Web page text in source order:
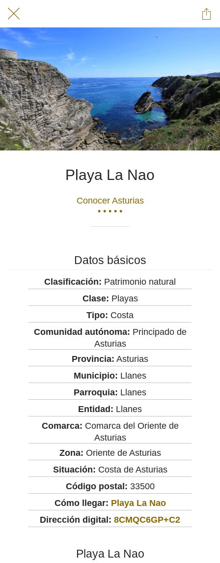
Playa La Nao
Conocer Asturias
• • • • •
Datos básicos
Clasificación: Patrimonio natural
Clase: Playas
Tipo: Costa
Comunidad autónoma: Principado de
Asturias
Provincia: Asturias
Municipio: Llanes
Parroquia: Llanes
Entidad: Llanes
Comarca: Comarca del Oriente de
Asturias
Zona: Oriente de Asturias
Situación: Costa de Asturias
Código postal: 33500
Cómo llegar: Playa La Nao
Dirección digital: 8CMQC6GP+C2
Playa La Nao